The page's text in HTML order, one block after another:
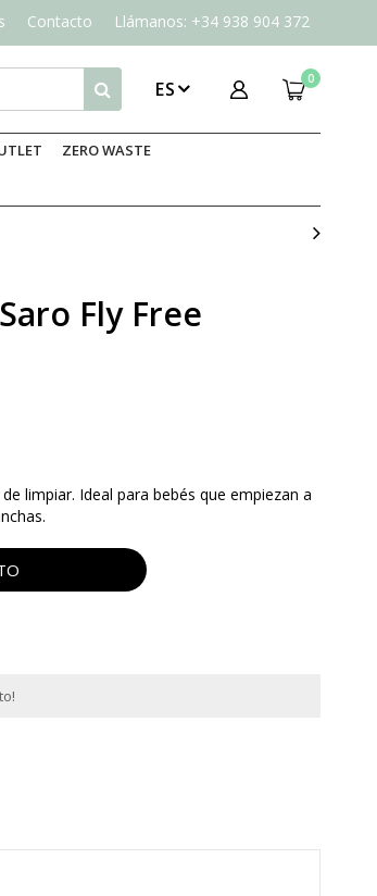
Contacto Llámanos: +34 938 904 372
0
ES
ZERO WASTE
Fly Free
limpiar. Ideal para bebés que empiezan a